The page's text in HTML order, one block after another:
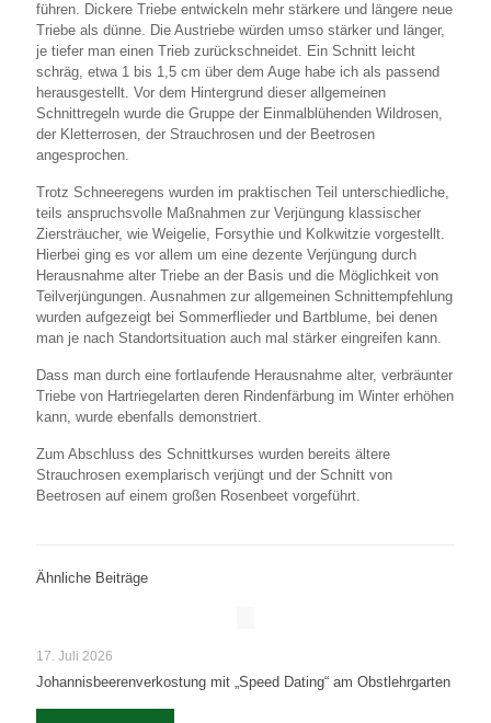
führen. Dickere Triebe entwickeln mehr stärkere und längere neue
Triebe als dünne. Die Austriebe würden umso stärker und länger,
je tiefer man einen Trieb zurückschneidet. Ein Schnitt leicht
schräg, etwa 1 bis 1,5 cm über dem Auge habe ich als passend
herausgestellt. Vor dem Hintergrund dieser allgemeinen
Schnittregeln wurde die Gruppe der Einmalblühenden Wildrosen,
der Kletterrosen, der Strauchrosen und der Beetrosen
angesprochen.
Trotz Schneeregens wurden im praktischen Teil unterschiedliche,
teils anspruchsvolle Maßnahmen zur Verjüngung klassischer
Ziersträucher, wie Weigelie, Forsythie und Kolkwitzie vorgestellt.
Hierbei ging es vor allem um eine dezente Verjüngung durch
Herausnahme alter Triebe an der Basis und die Möglichkeit von
Teilverjüngungen. Ausnahmen zur allgemeinen Schnittempfehlung
wurden aufgezeigt bei Sommerflieder und Bartblume, bei denen
man je nach Standortsituation auch mal stärker eingreifen kann.
Dass man durch eine fortlaufende Herausnahme alter, verbräunter
Triebe von Hartriegelarten deren Rindenfärbung im Winter erhöhen
kann, wurde ebenfalls demonstriert.
Zum Abschluss des Schnittkurses wurden bereits ältere
Strauchrosen exemplarisch verjüngt und der Schnitt von
Beetrosen auf einem großen Rosenbeet vorgeführt.
Ähnliche Beiträge
17. Juli 2026
Johannisbeerenverkostung mit „Speed Dating“ am Obstlehrgarten